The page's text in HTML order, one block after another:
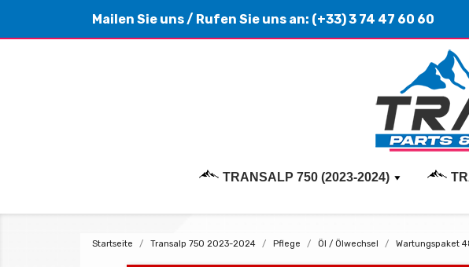
Mailen Sie uns/ Rufen Sie uns an: (+33) 3 74 47 60 60
TRANSALP 750 (2023-2024)
Startseite Transalp 750 2023-2024 Pflege Öl / Ölwechsel Wartungspaket